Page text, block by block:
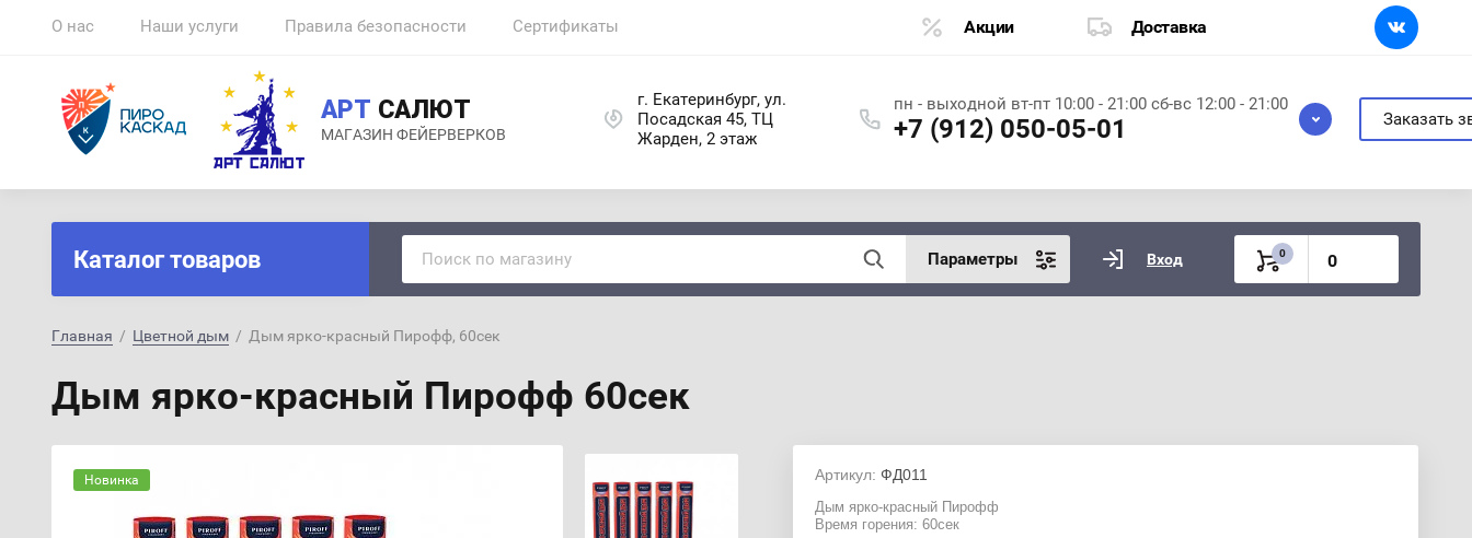
О нас Наши услуги Правила безопасности Сертификаты Акции Доставка
АРТ САЛЮТ
МАГАЗИН ФЕЙЕРВЕРКОВ
г. Екатеринбург, ул.
Посадская 45, ТЦ
Жарден, 2 этаж
пн - выходной вт-пт 10:00 - 21:00 сб-вс 12:00 - 21:00
+7 (912) 050-05-01 Заказать
Каталог товаров Параметры Вход 0 0
Главная
  /
Цветной дым
  /  Дым ярко-красный Пирофф, 60сек
Дым ярко-красный Пирофф 60сек
Новинка Артикул: ФД011
Дым ярко-красный Пирофф
Время горения: 60сек